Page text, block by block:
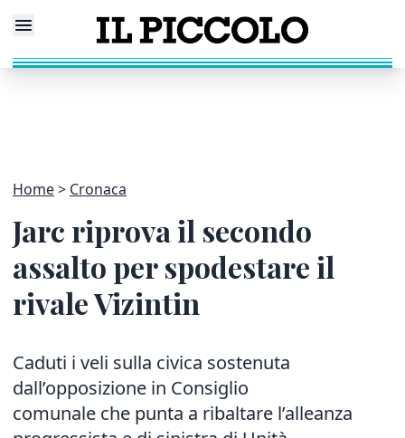
Home Cronaca
Jarc riprova il secondo
assalto per spodestare il
rivale Vizintin
Caduti i veli sulla civica sostenuta
dall’opposizione in Consiglio
comunale che punta a ribaltare l’alleanza